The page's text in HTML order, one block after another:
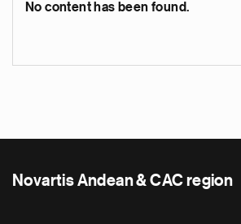
No content has been found.
Novartis Andean & CAC region